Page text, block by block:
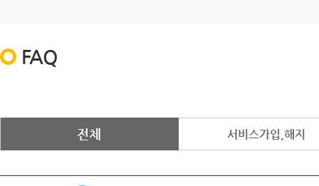
FAQ
전체 서비스가입,해지